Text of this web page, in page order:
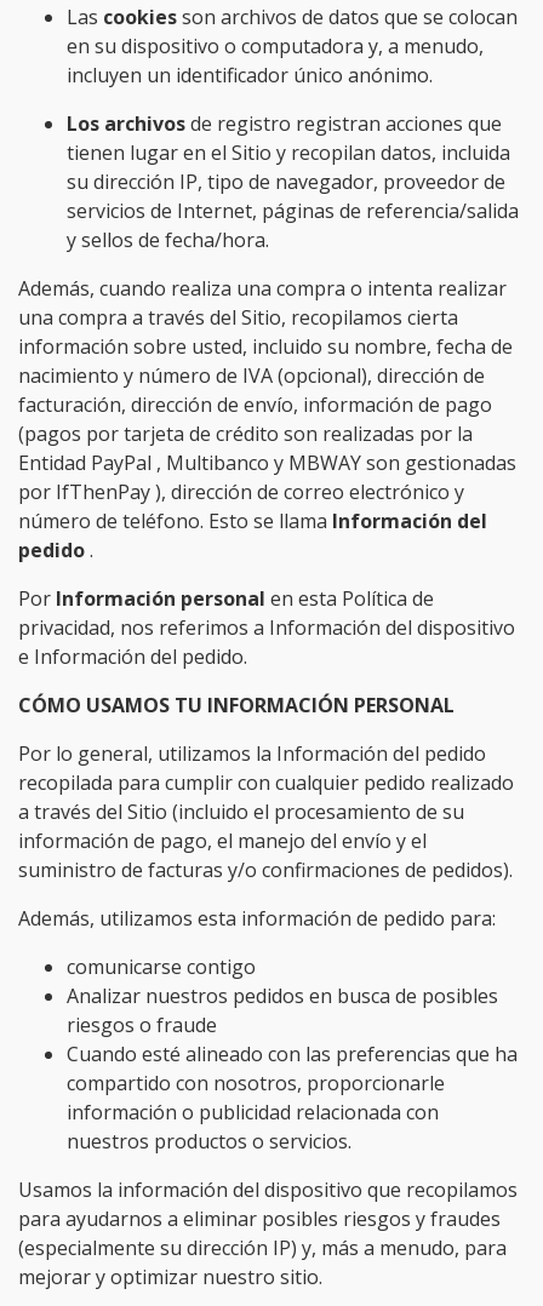
Las cookiesson archivos de datos que se colocan
en su dispositivo o computadora y, a menudo,
incluyen un identificador único anónimo.
Los archivosde registro registran acciones que
tienen lugar en el Sitio y recopilan datos, incluida
su dirección IP, tipo de navegador, proveedor de
servicios de Internet, páginas de referencia/salida
y sellos de fecha/hora.
Además, cuando realiza una compra o intenta realizar
una compra a través del Sitio, recopilamos cierta
información sobre usted, incluido su nombre, fecha de
nacimiento y número de IVA (opcional), dirección de
facturación, dirección de envío, información de pago
(pagos por tarjeta de crédito son realizadas por la
Entidad PayPal , Multibanco y MBWAY son gestionadas
por IfThenPay), dirección de correo electrónico y
número de teléfono. Esto se llama Información del
pedido.
Por Información personal en esta Política de
privacidad, nos referimos a Información del dispositivo
e Información del pedido.
CÓMO USAMOS TU INFORMACIÓN PERSONAL
Por lo general, utilizamos la Información del pedido
recopilada para cumplir con cualquier pedido realizado
a través del Sitio (incluido el procesamiento de su
información de pago, el manejo del envío y el
suministro de facturas y/o confirmaciones de pedidos).
Además, utilizamos esta información de pedido para:
comunicarse contigo
Analizar nuestros pedidos en busca de posibles
riesgos o fraude
Cuando esté alineado con las preferencias que ha
compartido con nosotros, proporcionarle
información o publicidad relacionada con
nuestros productos o servicios.
Usamos la información del dispositivo que recopilamos
para ayudarnos a eliminar posibles riesgos y fraudes
(especialmente su dirección IP) y, más a menudo, para
mejorar y optimizar nuestro sitio.